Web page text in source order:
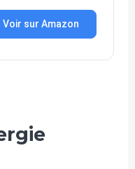
Voir sur Amazon